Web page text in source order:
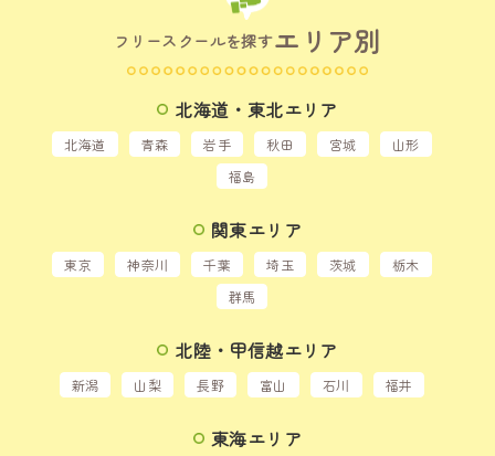
フリースクールを探すエリア別
北海道・東北エリア
北海道 青森 岩手 秋田 宮城
山形
福島
関東エリア
東京 神奈川 千葉 埼玉 茨城
栃木
群馬
北陸・甲信越エリア
新潟 山梨 長野 富山 石川 福井
東海エリア